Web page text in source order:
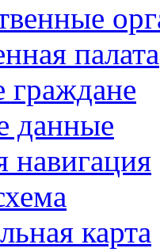
палата
граждане
данные
навигация
карта